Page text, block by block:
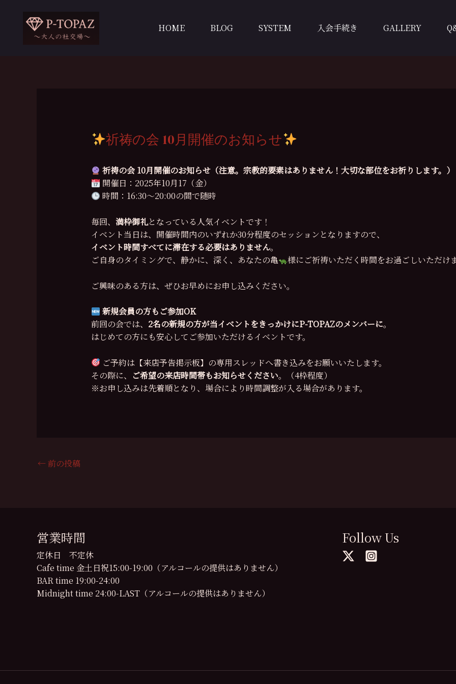
HOME BLOG SYSTEM 入会手続き GALLERY
祈祷の会 10月開催のお知らせ
祈祷の会 10月開催のお知らせ（注意。宗教的要素はありません！大切な部位をお祈りします。 ）
開催日：2025年10月17（金）
時間：16:30〜20:00の間で随時
毎回、 満枠御礼となっている人気イベントです！
イベント当日は、開催時間内のいずれか30分程度のセッションとなりますので、
イベント時間すべてに滞在する必要はありません。
ご自身のタイミングで、静かに、深く、あなたの亀
様にご祈祷いただく時間をお過ごしいただけ
ご興味のある方は、ぜひお早めにお申し込みください。
新規会員の方もご参加OK
前回の会では、 2名の新規の方が当イベントをきっかけにP-TOPAZのメンバーに。
はじめての方にも安心してご参加いただけるイベントです。
ご予約は【来店予告掲示板】の専用スレッドへ書き込みをお願いいたします。
その際に、
ご希望の来店時間帯もお知らせください。（4枠程度）
※お申し込みは先着順となり、場合により時間調整が入る場合があります。
←前の投稿
営業時間
定休日 不定休
Cafe time 金土日祝15:00-19:00（アルコールの提供はありません）
BAR time 19:00-24:00
Midnight time 24:00-LAST（アルコールの提供はありません）
Follow Us